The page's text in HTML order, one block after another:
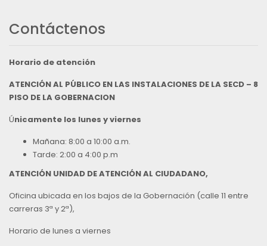
Contáctenos
Horario de atención
ATENCIÓN AL PÚBLICO EN LAS INSTALACIONES DE LA SECD – 8
PISO DE LA GOBERNACION
Únicamente los lunes y viernes
Mañana: 8:00 a 10:00 a.m.
Tarde: 2:00 a 4:00 p.m
ATENCIÓN UNIDAD DE ATENCIÓN AL CIUDADANO,
Oficina ubicada en los bajos de la Gobernación (calle 11 entre
carreras 3ª y 2ª),
Horario de lunes a viernes